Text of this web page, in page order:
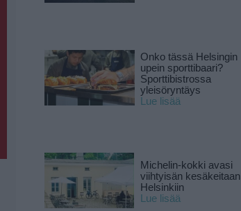
Onko tässä Helsingin
upein sporttibaari?
Sporttibistrossa
yleisöryntäys
Lue lisää
Michelin-kokki avasi
viihtyisän kesäkeitaan
Helsinkiin
Lue lisää